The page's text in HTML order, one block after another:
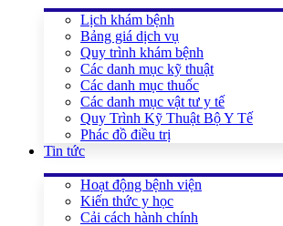
Lịch khám bệnh
Bảng giá dịch vụ
Quy trình khám bệnh
Các danh mục kỹ thuật
Các danh mục thuốc
Các danh mục vật tư y tế
Quy Trình Kỹ Thuật Bộ Y Tế
Phác đồ điều trị
Tin tức
Hoạt động bệnh viện
Kiến thức y học
Cải cách hành chính